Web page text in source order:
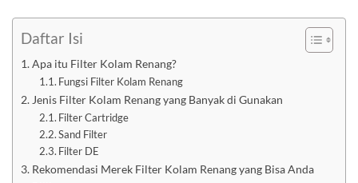
Daftar Isi
Apa itu Filter Kolam Renang?
Fungsi Filter Kolam Renang
Jenis Filter Kolam Renang yang Banyak di Gunakan
Filter Cartridge
Sand Filter
Filter DE
Rekomendasi Merek Filter Kolam Renang yang Bisa Anda